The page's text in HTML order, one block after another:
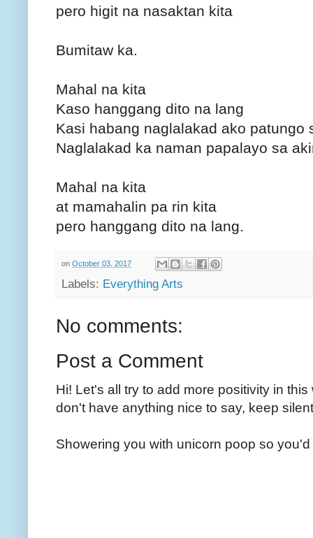
pero higit na nasaktan kita
Bumitaw ka.
Mahal na kita
Kaso hanggang dito na lang
Kasi habang naglalakad ako patungo
Naglalakad ka naman papalayo sa
Mahal na kita
at mamahalin pa rin kita
pero hanggang dito na lang.
on October 03, 2017
Labels: Everything Arts
No comments:
Post a Comment
Hi! Let's all try to add more positivity in
don't have anything nice to say, keep
Showering you with unicorn poop so